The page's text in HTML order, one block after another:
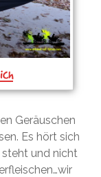
Geräuschen
Es hört sich
und nicht